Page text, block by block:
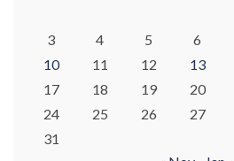
3
4 5 6
10
11 12 13
17
18 19 20
24
25 26 27
31